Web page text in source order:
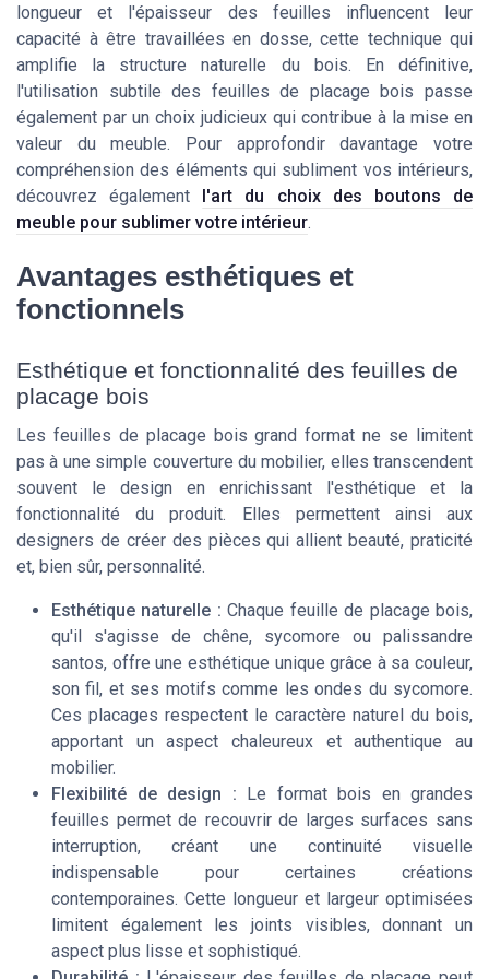
longueur et l'épaisseur des feuilles influencent leur
capacité à être travaillées en dosse, cette technique qui
amplifie la structure naturelle du bois. En définitive,
l'utilisation subtile des feuilles de placage bois passe
également par un choix judicieux qui contribue à la mise en
valeur du meuble. Pour approfondir davantage votre
compréhension des éléments qui subliment vos intérieurs,
découvrez également l'art du choix des boutons de
meuble pour sublimer votre intérieur.
Avantages esthétiques et
fonctionnels
Esthétique et fonctionnalité des feuilles de
placage bois
Les feuilles de placage bois grand format ne se limitent
pas à une simple couverture du mobilier, elles transcendent
souvent le design en enrichissant l'esthétique et la
fonctionnalité du produit. Elles permettent ainsi aux
designers de créer des pièces qui allient beauté, praticité
et, bien sûr, personnalité.
Esthétique naturelle : Chaque feuille de placage bois,
qu'il s'agisse de chêne, sycomore ou palissandre
santos, offre une esthétique unique grâce à sa couleur,
son fil, et ses motifs comme les ondes du sycomore.
Ces placages respectent le caractère naturel du bois,
apportant un aspect chaleureux et authentique au
mobilier.
Flexibilité de design : Le format bois en grandes
feuilles permet de recouvrir de larges surfaces sans
interruption, créant une continuité visuelle
indispensable pour certaines créations
contemporaines. Cette longueur et largeur optimisées
limitent également les joints visibles, donnant un
aspect plus lisse et sophistiqué.